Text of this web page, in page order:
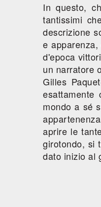
In questo,
tantissimi
descrizione
e
d'epoca
un narratore
Gilles
mondo a sé
aprire le
girotondo, si
dato inizio al